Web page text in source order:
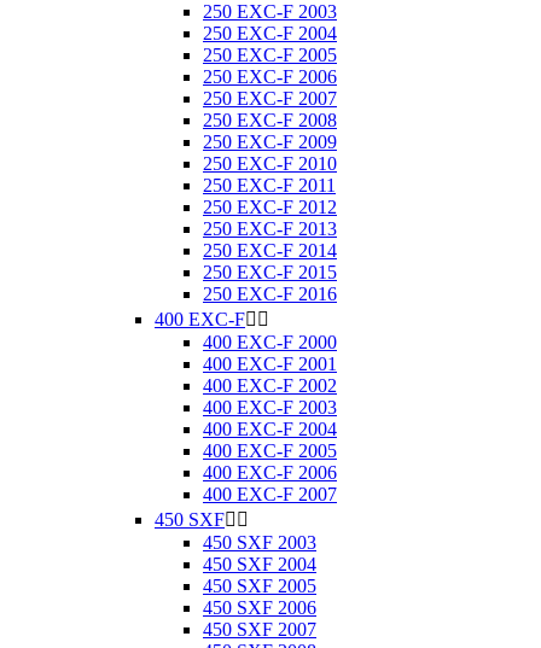
250 EXC-F 2003
250 EXC-F 2004
250 EXC-F 2005
250 EXC-F 2006
250 EXC-F 2007
250 EXC-F 2008
250 EXC-F 2009
250 EXC-F 2010
250 EXC-F 2011
250 EXC-F 2012
250 EXC-F 2013
250 EXC-F 2014
250 EXC-F 2015
250 EXC-F 2016
400 EXC-F 
400 EXC-F 2000
400 EXC-F 2001
400 EXC-F 2002
400 EXC-F 2003
400 EXC-F 2004
400 EXC-F 2005
400 EXC-F 2006
400 EXC-F 2007
450 SXF 
450 SXF 2003
450 SXF 2004
450 SXF 2005
450 SXF 2006
450 SXF 2007